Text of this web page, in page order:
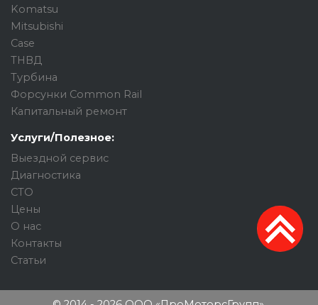
Komatsu
Mitsubishi
Case
ТНВД
Турбина
Форсунки Common Rail
Капитальный ремонт
Услуги/Полезное:
Выездной сервис
Диагностика
СТО
Цены
О нас
Контакты
Статьи